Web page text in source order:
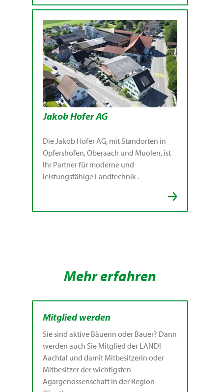
Jakob Hofer AG
Die Jakob Hofer AG, mit Standorten in
Opfershofen, Oberaach und Muolen, ist
Ihr Partner für moderne und
leistungsfähige Landtechnik .
Mehr erfahren
Mitglied werden
Sie sind aktive Bäuerin oder Bauer? Dann
werden auch Sie Mitglied der LANDI
Aachtal und damit Mitbesitzerin oder
Mitbesitzer der wichtigsten
Agargenossenschaft in der Region